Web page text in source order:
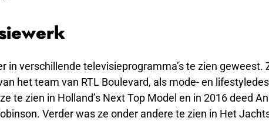
in verschillende televisieprogramma’s te zien geweest.
het team van RTL Boulevard, als mode- en
te zien in Holland’s Next Top Model en in 2016 deed
Verder was ze onder andere te zien in Het